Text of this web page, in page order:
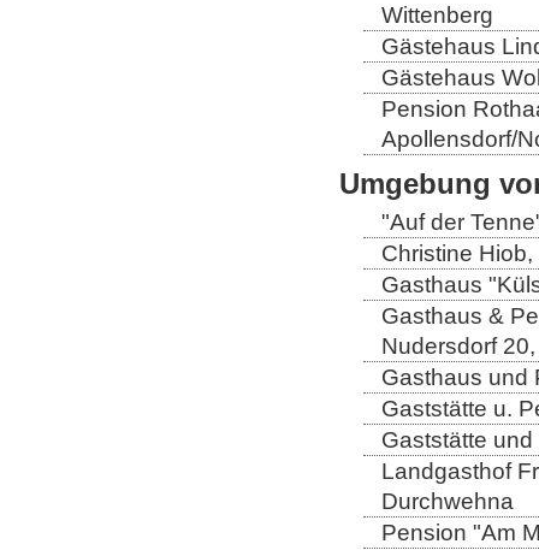
Wittenberg
Gästehaus
Gästehaus
Pension
Apollensdorf/
Umgebung
"Auf der
Christine
Gasthaus
Gasthaus &
Nudersdorf
Gasthaus und
Gaststätte u.
Gaststätte
Landgasthof
Durchwehna
Pension "Am